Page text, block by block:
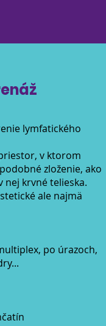
lymfatického
v ktorom
zloženie, ako
nej krvné telieska.
ale najmä
po úrazoch,